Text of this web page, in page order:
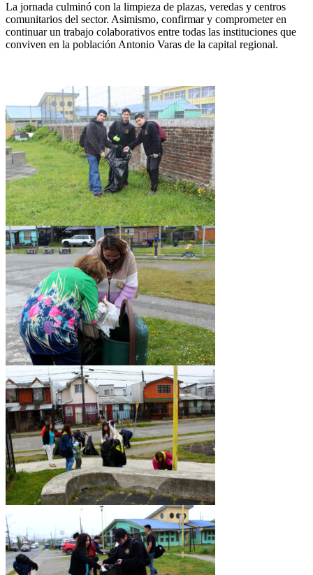
La jornada culminó con la limpieza de plazas, veredas y centros
comunitarios del sector. Asimismo, confirmar y comprometer en
continuar un trabajo colaborativos entre todas las instituciones que
conviven en la población Antonio Varas de la capital regional.